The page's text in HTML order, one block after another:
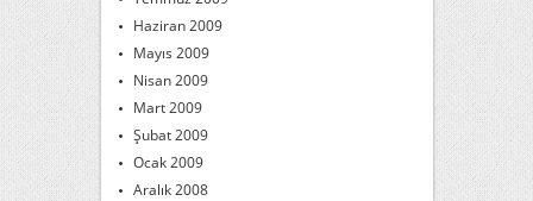
Haziran 2009
Mayıs 2009
Nisan 2009
Mart 2009
Şubat 2009
Ocak 2009
Aralık 2008